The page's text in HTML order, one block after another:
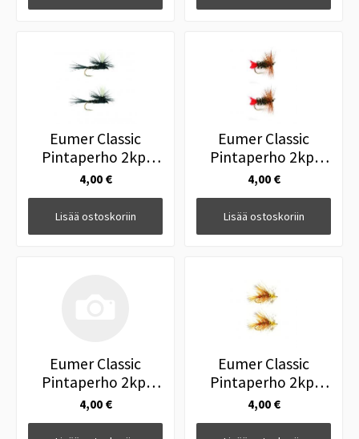
Eumer Classic
Pintaperho 2kpl
Parachute Black
Gnat #14
4,00 €
Lisää ostoskoriin
Eumer Classic
Pintaperho 2kpl
Red Tag #16
4,00 €
Lisää ostoskoriin
Eumer Classic
Pintaperho 2kpl
Adams #12
4,00 €
Eumer Classic
Pintaperho 2kpl
Stimulator Olive
#14
4,00 €